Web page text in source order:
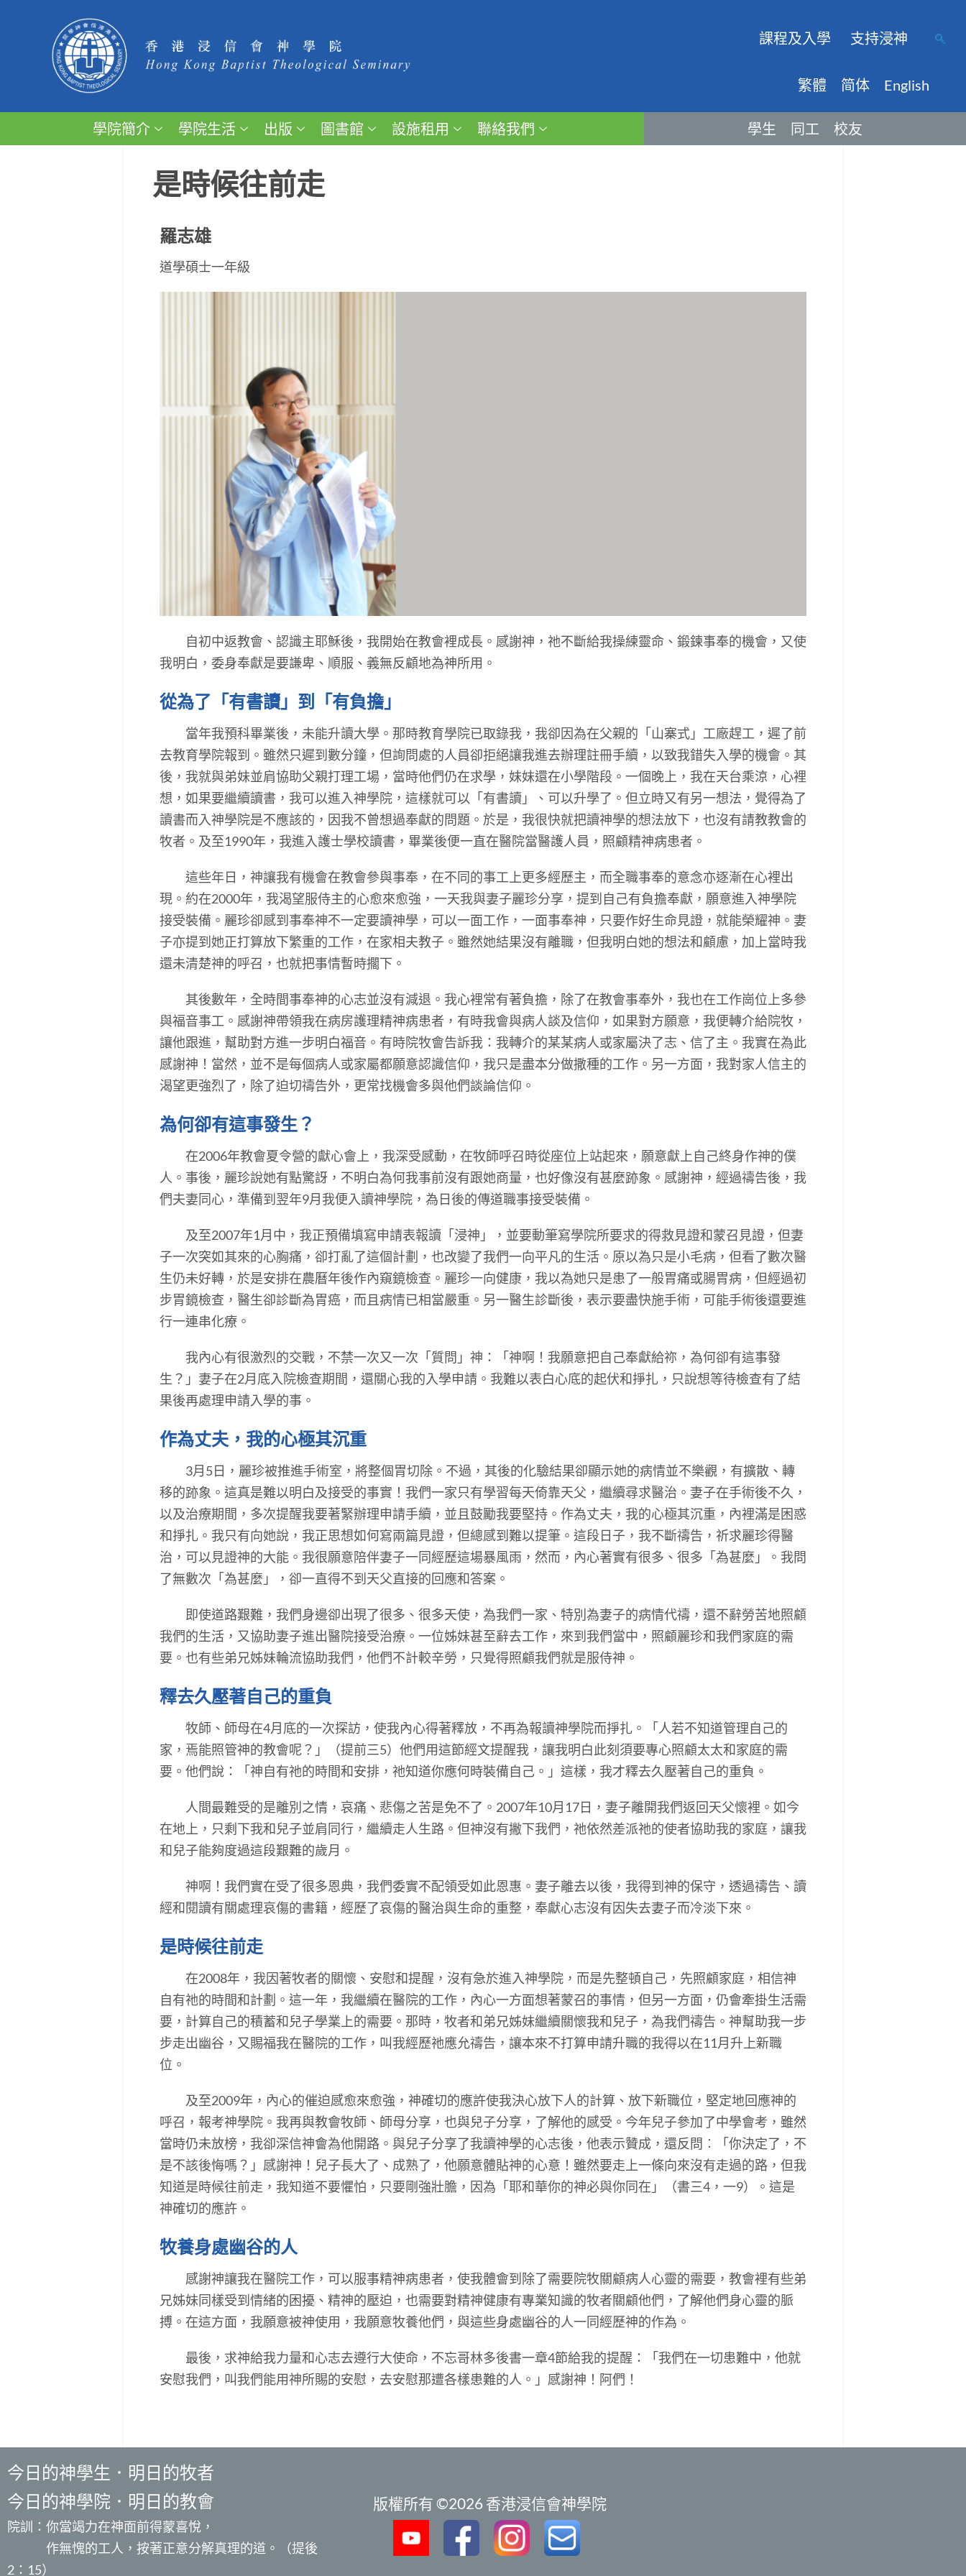
課程及入學 支持浸神
繁體 简体 English
學院簡介 學院生活 出版 圖書館 設施租用 聯絡我們 學生 同工 校友
是時候往前走
羅志雄
道學碩士一年級
自初中返教會、認識主耶穌後，我開始在教會裡成長。感謝神，祂不斷給我操練靈命、鍛鍊事奉的機會，又使
我明白，委身奉獻是要謙卑、順服、義無反顧地為神所用。
從為了「有書讀」到「有負擔」
當年我預科畢業後，未能升讀大學。那時教育學院已取錄我，我卻因為在父親的「山寨式」工廠趕工，遲了前
去教育學院報到。雖然只遲到數分鐘，但詢問處的人員卻拒絕讓我進去辦理註冊手續，以致我錯失入學的機會。其
後，我就與弟妹並肩協助父親打理工場，當時他們仍在求學，妹妹還在小學階段。一個晚上，我在天台乘涼，心裡
想，如果要繼續讀書，我可以進入神學院，這樣就可以「有書讀」、可以升學了。但立時又有另一想法，覺得為了
讀書而入神學院是不應該的，因我不曾想過奉獻的問題。於是，我很快就把讀神學的想法放下，也沒有請教教會的
牧者。及至1990年，我進入護士學校讀書，畢業後便一直在醫院當醫護人員，照顧精神病患者。
這些年日，神讓我有機會在教會參與事奉，在不同的事工上更多經歷主，而全職事奉的意念亦逐漸在心裡出
現。約在2000年，我渴望服侍主的心愈來愈強，一天我與妻子麗珍分享，提到自己有負擔奉獻，願意進入神學院
接受裝備。麗珍卻感到事奉神不一定要讀神學，可以一面工作，一面事奉神，只要作好生命見證，就能榮耀神。妻
子亦提到她正打算放下繁重的工作，在家相夫教子。雖然她結果沒有離職，但我明白她的想法和顧慮，加上當時我
還未清楚神的呼召，也就把事情暫時擱下。
其後數年，全時間事奉神的心志並沒有減退。我心裡常有著負擔，除了在教會事奉外，我也在工作崗位上多參
與福音事工。感謝神帶領我在病房護理精神病患者，有時我會與病人談及信仰，如果對方願意，我便轉介給院牧，
讓他跟進，幫助對方進一步明白福音。有時院牧會告訴我：我轉介的某某病人或家屬決了志、信了主。我實在為此
感謝神！當然，並不是每個病人或家屬都願意認識信仰，我只是盡本分做撒種的工作。另一方面，我對家人信主的
渴望更強烈了，除了迫切禱告外，更常找機會多與他們談論信仰。
為何卻有這事發生？
在2006年教會夏令營的獻心會上，我深受感動，在牧師呼召時從座位上站起來，願意獻上自己終身作神的僕
人。事後，麗珍說她有點驚訝，不明白為何我事前沒有跟她商量，也好像沒有甚麼跡象。感謝神，經過禱告後，我
們夫妻同心，準備到翌年9月我便入讀神學院，為日後的傳道職事接受裝備。
及至2007年1月中，我正預備填寫申請表報讀「浸神」，並要動筆寫學院所要求的得救見證和蒙召見證，但妻
子一次突如其來的心胸痛，卻打亂了這個計劃，也改變了我們一向平凡的生活。原以為只是小毛病，但看了數次醫
生仍未好轉，於是安排在農曆年後作內窺鏡檢查。麗珍一向健康，我以為她只是患了一般胃痛或腸胃病，但經過初
步胃鏡檢查，醫生卻診斷為胃癌，而且病情已相當嚴重。另一醫生診斷後，表示要盡快施手術，可能手術後還要進
行一連串化療。
我內心有很激烈的交戰，不禁一次又一次「質問」神：「神啊！我願意把自己奉獻給祢，為何卻有這事發
生？」妻子在2月底入院檢查期間，還關心我的入學申請。我難以表白心底的起伏和掙扎，只說想等待檢查有了結
果後再處理申請入學的事。
作為丈夫，我的心極其沉重
3月5日，麗珍被推進手術室，將整個胃切除。不過，其後的化驗結果卻顯示她的病情並不樂觀，有擴散、轉
移的跡象。這真是難以明白及接受的事實！我們一家只有學習每天倚靠天父，繼續尋求醫治。妻子在手術後不久，
以及治療期間，多次提醒我要著緊辦理申請手續，並且鼓勵我要堅持。作為丈夫，我的心極其沉重，內裡滿是困惑
和掙扎。我只有向她說，我正思想如何寫兩篇見證，但總感到難以提筆。這段日子，我不斷禱告，祈求麗珍得醫
治，可以見證神的大能。我很願意陪伴妻子一同經歷這場暴風雨，然而，內心著實有很多、很多「為甚麼」。我問
了無數次「為甚麼」，卻一直得不到天父直接的回應和答案。
即使道路艱難，我們身邊卻出現了很多、很多天使，為我們一家、特別為妻子的病情代禱，還不辭勞苦地照顧
我們的生活，又協助妻子進出醫院接受治療。一位姊妹甚至辭去工作，來到我們當中，照顧麗珍和我們家庭的需
要。也有些弟兄姊妹輪流協助我們，他們不計較辛勞，只覺得照顧我們就是服侍神。
釋去久壓著自己的重負
牧師、師母在4月底的一次探訪，使我內心得著釋放，不再為報讀神學院而掙扎。「人若不知道管理自己的
家，焉能照管神的教會呢？」（提前三5）他們用這節經文提醒我，讓我明白此刻須要專心照顧太太和家庭的需
要。他們說：「神自有祂的時間和安排，祂知道你應何時裝備自己。」這樣，我才釋去久壓著自己的重負。
人間最難受的是離別之情，哀痛、悲傷之苦是免不了。2007年10月17日，妻子離開我們返回天父懷裡。如今
在地上，只剩下我和兒子並肩同行，繼續走人生路。但神沒有撇下我們，祂依然差派祂的使者協助我的家庭，讓我
和兒子能夠度過這段艱難的歲月。
神啊！我們實在受了很多恩典，我們委實不配領受如此恩惠。妻子離去以後，我得到神的保守，透過禱告、讀
經和閱讀有關處理哀傷的書籍，經歷了哀傷的醫治與生命的重整，奉獻心志沒有因失去妻子而冷淡下來。
是時候往前走
在2008年，我因著牧者的關懷、安慰和提醒，沒有急於進入神學院，而是先整頓自己，先照顧家庭，相信神
自有祂的時間和計劃。這一年，我繼續在醫院的工作，內心一方面想著蒙召的事情，但另一方面，仍會牽掛生活需
要，計算自己的積蓄和兒子學業上的需要。那時，牧者和弟兄姊妹繼續關懷我和兒子，為我們禱告。神幫助我一步
步走出幽谷，又賜福我在醫院的工作，叫我經歷祂應允禱告，讓本來不打算申請升職的我得以在11月升上新職
位。
及至2009年，內心的催迫感愈來愈強，神確切的應許使我決心放下人的計算、放下新職位，堅定地回應神的
呼召，報考神學院。我再與教會牧師、師母分享，也與兒子分享，了解他的感受。今年兒子參加了中學會考，雖然
當時仍未放榜，我卻深信神會為他開路。與兒子分享了我讀神學的心志後，他表示贊成，還反問︰「你決定了，不
是不該後悔嗎？」感謝神！兒子長大了、成熟了，他願意體貼神的心意！雖然要走上一條向來沒有走過的路，但我
知道是時候往前走，我知道不要懼怕，只要剛強壯膽，因為「耶和華你的神必與你同在」（書三4，一9）。這是
神確切的應許。
牧養身處幽谷的人
感謝神讓我在醫院工作，可以服事精神病患者，使我體會到除了需要院牧關顧病人心靈的需要，教會裡有些弟
兄姊妹同樣受到情緒的困擾、精神的壓迫，也需要對精神健康有專業知識的牧者關顧他們，了解他們身心靈的脈
搏。在這方面，我願意被神使用，我願意牧養他們，與這些身處幽谷的人一同經歷神的作為。
最後，求神給我力量和心志去遵行大使命，不忘哥林多後書一章4節給我的提醒：「我們在一切患難中，他就
安慰我們，叫我們能用神所賜的安慰，去安慰那遭各樣患難的人。」感謝神！阿們！
今日的神學生．明日的牧者
今日的神學院．明日的教會
院訓：你當竭力在神面前得蒙喜悅，
作無愧的工人，按著正意分解真理的道。（提後
2：15）
版權所有 ©2026 香港浸信會神學院